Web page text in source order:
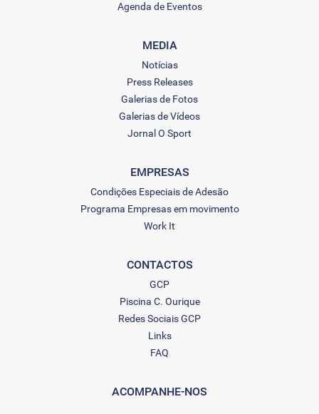
Agenda de Eventos
MEDIA
Notícias
Press Releases
Galerias de Fotos
Galerias de Vídeos
Jornal O Sport
EMPRESAS
Condições Especiais de Adesão
Programa Empresas em movimento
Work It
CONTACTOS
GCP
Piscina C. Ourique
Redes Sociais GCP
Links
FAQ
ACOMPANHE-NOS